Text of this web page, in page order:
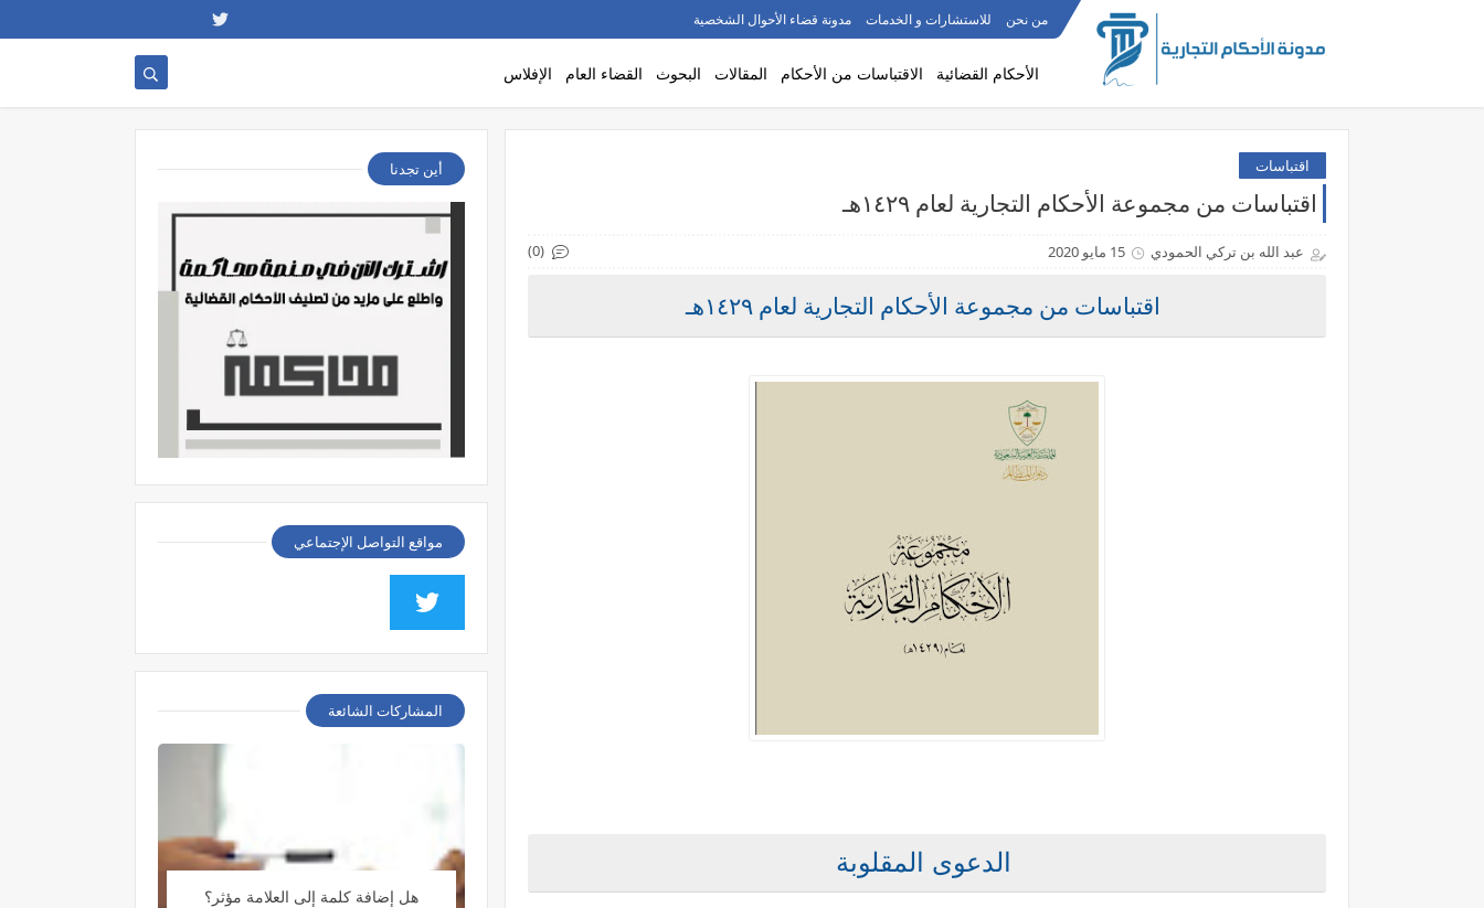
من نحن للاستشارات و الخدمات مدونة قضاء الأحوال الشخصية
الأحكام القضائية الاقتباسات من الأحكام المقالات البحوث القضاء العام الإفلاس
اقتباسات
اقتباسات من مجموعة الأحكام التجارية لعام ١٤٢٩هـ
عبد الله بن تركي الحمودي 15 مايو 2020 (0)
اقتباسات من مجموعة الأحكام التجارية لعام ١٤٢٩هـ
الدعوى المقلوبة
أين تجدنا
مواقع التواصل الإجتماعي
المشاركات الشائعة
هل إضافة كلمة إلى العلامة مؤثر؟